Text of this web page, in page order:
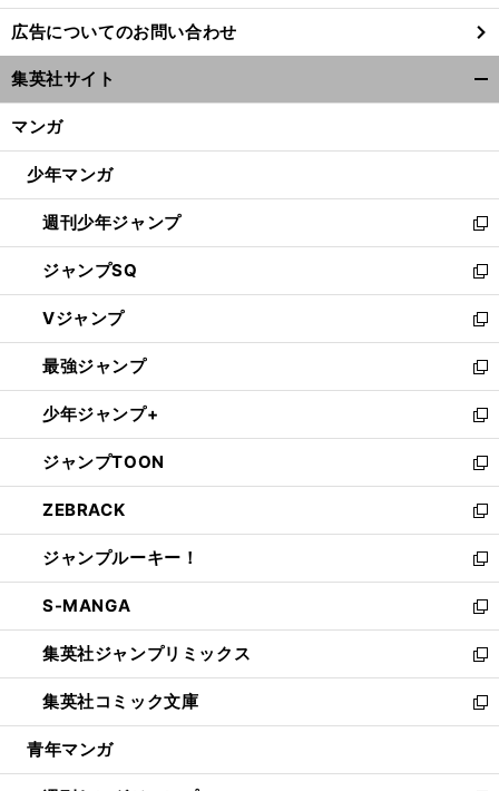
し
い
ウ
ィ
ン
ウ
開
く
広告についてのお問い合わせ
集英社サイト
マンガ
少年マンガ
週刊少年ジャンプ
新
し
い
ウ
ィ
ン
ド
ウ
で
開
く
ジャンプSQ
新
し
い
ウ
ィ
ン
ド
ウ
で
開
く
Vジャンプ
新
し
い
ウ
ィ
ン
ド
ウ
で
開
く
最強ジャンプ
新
し
い
ウ
ィ
ン
ド
ウ
で
開
く
少年ジャンプ+
新
し
い
ウ
ィ
ン
ド
ウ
で
開
く
ジャンプTOON
新
し
い
ウ
ィ
ン
ド
ウ
で
開
く
ZEBRACK
新
し
い
ウ
ィ
ン
ド
ウ
で
開
ジャンプルーキー！
新
し
い
ウ
ィ
ン
ド
ウ
開
S-MANGA
新
し
い
ウ
ィ
ン
ウ
集英社ジャンプリミックス
新
し
い
ウ
ン
集英社コミック文庫
新
し
ウ
青年マンガ